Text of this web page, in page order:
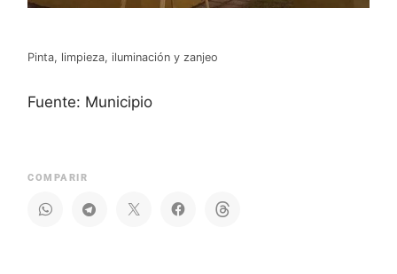
Pinta, limpieza, iluminación y zanjeo
Fuente: Municipio
COMPARIR